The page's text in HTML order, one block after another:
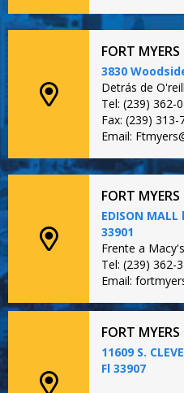
FORT MYERS
3830
Detrás de
Tel: (239) 362-
Fax: (239) 313-
Email:
FORT MYERS
EDISON
33901
Frente a Macy's
Tel: (239) 362-
Email:
FORT MYERS
11609 S.
Fl 33907